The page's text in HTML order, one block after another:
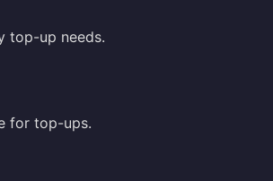
top-up needs.
for top-ups.